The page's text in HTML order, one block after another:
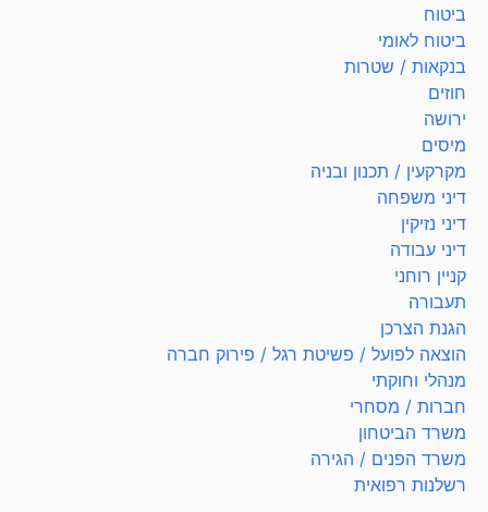
ביטוח
ביטוח לאומי
בנקאות / שטרות
חוזים
ירושה
מיסים
מקרקעין / תכנון ובניה
דיני משפחה
דיני נזיקין
דיני עבודה
קניין רוחני
תעבורה
הגנת הצרכן
הוצאה לפועל / פשיטת רגל / פירוק חברה
מנהלי וחוקתי
חברות / מסחרי
משרד הביטחון
משרד הפנים / הגירה
רשלנות רפואית